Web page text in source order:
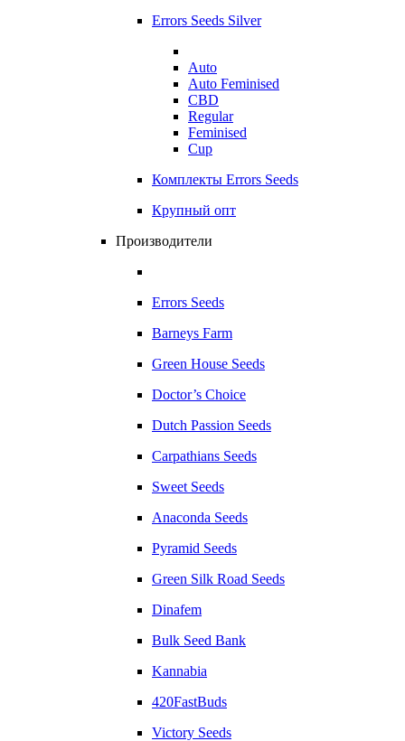
Errors Seeds Silver
Auto
Auto Feminised
CBD
Regular
Feminised
Cup
Комплекты Errors Seeds
Крупный опт
Производители
Errors Seeds
Barneys Farm
Green House Seeds
Doctor’s Choice
Dutch Passion Seeds
Carpathians Seeds
Sweet Seeds
Anaconda Seeds
Pyramid Seeds
Green Silk Road Seeds
Dinafem
Bulk Seed Bank
Kannabia
420FastBuds
Victory Seeds